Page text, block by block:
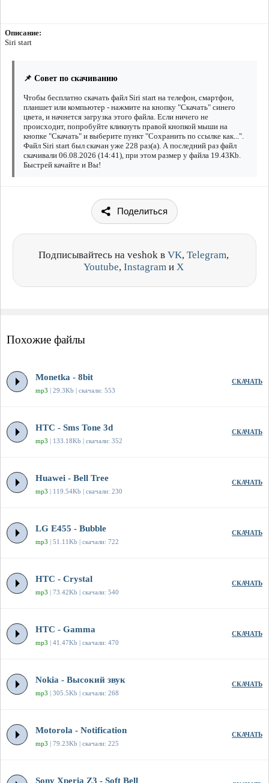
Описание:
Siri start
📌 Совет по скачиванию
Чтобы бесплатно скачать файл Siri start на телефон, смартфон,
планшет или компьютер - нажмите на кнопку "Скачать" синего
цвета, и начнется загрузка этого файла. Если ничего не
происходит, попробуйте кликнуть правой кнопкой мыши на
кнопке "Скачать" и выберите пункт "Сохранить по ссылке как...".
Файл Siri start был скачан уже 228 раз(а). А последний раз файл
скачивали 06.08.2026 (14:41), при этом размер у файла 19.43Kb.
Быстрей качайте и Вы!
Поделиться
Подписывайтесь на veshok в VK, Telegram,
Youtube, Instagram и X
Похожие файлы
Monetka - 8bit
mp3 | 29.3Kb | скачали: 553
СКАЧАТЬ
HTC - Sms Tone 3d
mp3 | 133.18Kb | скачали: 352
СКАЧАТЬ
Huawei - Bell Tree
mp3 | 119.54Kb | скачали: 230
СКАЧАТЬ
LG E455 - Bubble
mp3 | 51.11Kb | скачали: 722
СКАЧАТЬ
HTC - Crystal
mp3 | 73.42Kb | скачали: 540
СКАЧАТЬ
HTC - Gamma
mp3 | 41.47Kb | скачали: 470
СКАЧАТЬ
Nokia - Высокий звук
mp3 | 305.5Kb | скачали: 268
СКАЧАТЬ
Motorola - Notification
mp3 | 79.23Kb | скачали: 225
СКАЧАТЬ
Sony Xperia Z3 - Soft Bell